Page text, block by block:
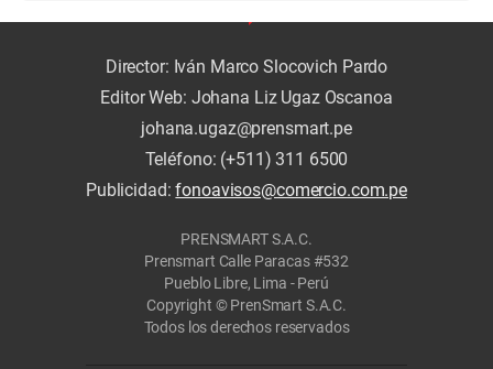
Director: Iván Marco Slocovich Pardo
Editor Web: Johana Liz Ugaz Oscanoa
johana.ugaz@prensmart.pe
Teléfono: (+511) 311 6500
Publicidad:fonoavisos@comercio.com.pe
PRENSMART S.A.C.
Prensmart Calle Paracas #532
Pueblo Libre, Lima - Perú
Copyright © PrenSmart S.A.C.
Todos los derechos reservados